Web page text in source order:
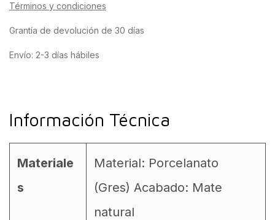
Términos y condiciones
Grantía de devolución de 30 días
Envío: 2-3 días hábiles
Información Técnica
Materiale
s
Material: Porcelanato
(Gres) Acabado: Mate
natural